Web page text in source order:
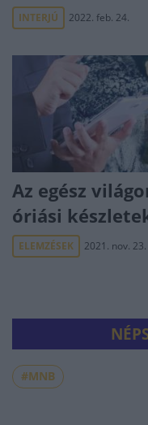
INTERJÚ 2022. feb. 24.
Az egész
óriási
ELEMZÉSEK 2021. nov. 23.
#MNB